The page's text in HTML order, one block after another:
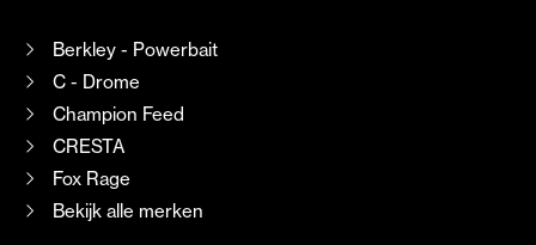
Berkley - Powerbait
C - Drome
Champion Feed
CRESTA
Fox Rage
Bekijk alle merken